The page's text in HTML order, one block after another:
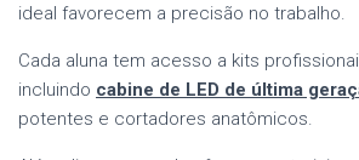
ideal favorecem a precisão no trabalho.
Cada aluna tem acesso a kits
incluindo cabine de LED de última
potentes e cortadores anatômicos.